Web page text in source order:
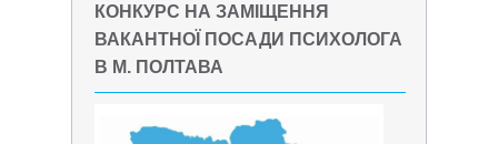
психолога в м. Полтава
КОНКУРС НА ЗАМІЩЕННЯ
ВАКАНТНОЇ ПОСАДИ ПСИХОЛОГА
В М. ПОЛТАВА